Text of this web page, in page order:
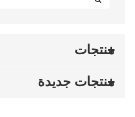
منتجات
منتجات جديدة